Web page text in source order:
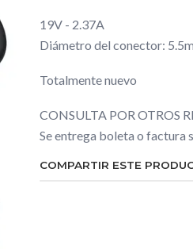
19V - 2.37A
Diámetro del conector:
Totalmente nuevo
CONSULTA POR OTROS
Se entrega boleta o factura
COMPARTIR ESTE